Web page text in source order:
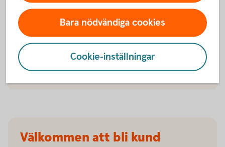
Gäller bilförsäkringen utanför Sverige?
Täcker försäkringen viltolyckor?
Välkommen att bli kund
Bara nödvändiga cookies
Cookie-inställningar